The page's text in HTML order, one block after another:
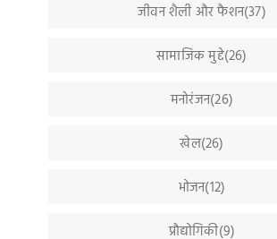
जीवन शैली और फैशन(37)
सामाजिक मुद्दे(26)
मनोरंजन(26)
खेल(26)
भोजन(12)
प्रौद्योगिकी(9)